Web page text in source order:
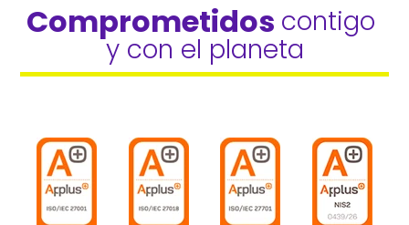
Comprometidos contigo
y con el planeta